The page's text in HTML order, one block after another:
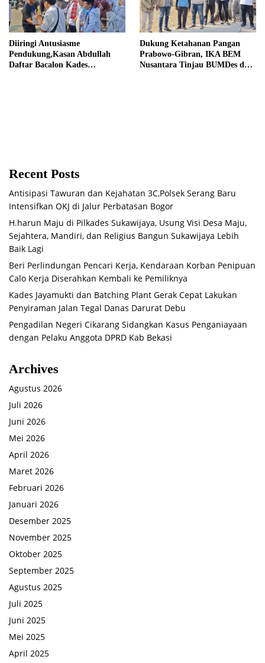
Diiringi Antusiasme
Pendukung,Kasan Abdullah
Daftar Bacalon Kades
Dukung Ketahanan Pangan
Prabowo-Gibran, IKA BEM
Nusantara Tinjau BUMDes dan
Recent Posts
Antisipasi Tawuran dan Kejahatan 3C,Polsek Serang Baru
Intensifkan OKJ di Jalur Perbatasan Bogor
H.harun Maju di Pilkades Sukawijaya, Usung Visi Desa Maju,
Sejahtera, Mandiri, dan Religius Bangun Sukawijaya Lebih
Baik Lagi
Beri Perlindungan Pencari Kerja, Kendaraan Korban Penipuan
Calo Kerja Diserahkan Kembali ke Pemiliknya
Kades Jayamukti dan Batching Plant Gerak Cepat Lakukan
Penyiraman Jalan Tegal Danas Darurat Debu
Pengadilan Negeri Cikarang Sidangkan Kasus Penganiayaan
dengan Pelaku Anggota DPRD Kab Bekasi
Archives
Agustus 2026
Juli 2026
Juni 2026
Mei 2026
April 2026
Maret 2026
Februari 2026
Januari 2026
Desember 2025
November 2025
Oktober 2025
September 2025
Agustus 2025
Juli 2025
Juni 2025
Mei 2025
April 2025